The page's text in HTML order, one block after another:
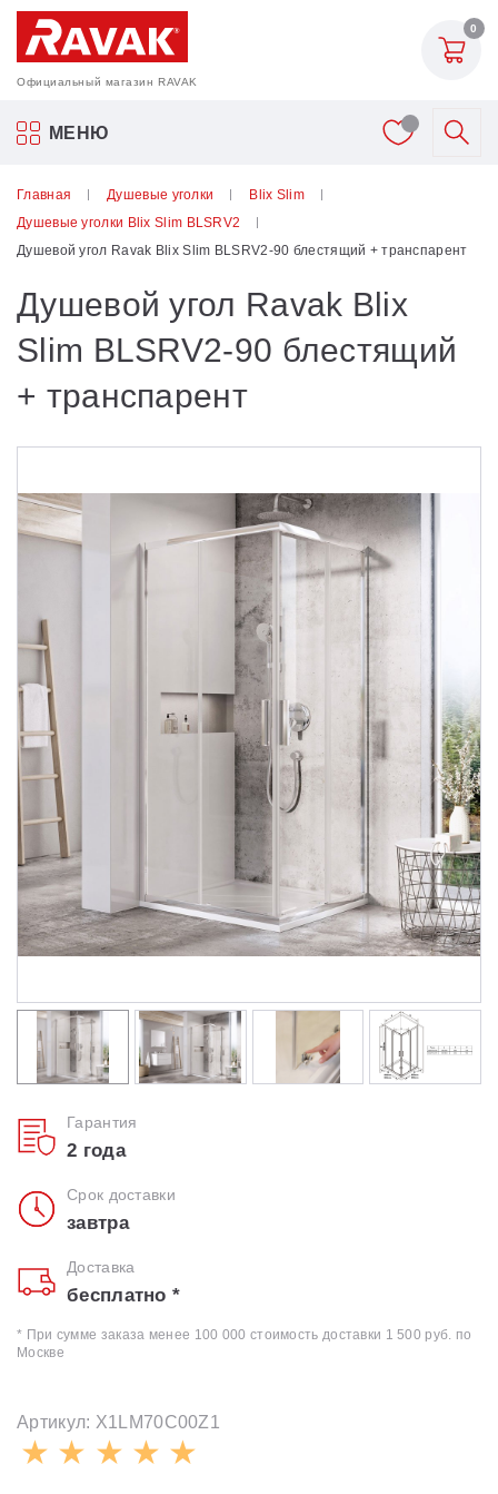
Официальный магазин RAVAK
0
МЕНЮ
Акриловые ванны Ravak
Шторки для ванн
Мебель для ванной
Аксессуары
Унитазы и биде
Душевые уголки
Поддоны для душа
Сиденья OVO для душевых уголков
Полотенцесушители
Гидромассаж для ванны
Умывальники
Средства ухода
Главная Душевые уголки
Blix Slim
Душевые уголки Blix Slim BLSRV2
Душевой угол Ravak Blix Slim BLSRV2-90 блестящий + транспарент
Душевой угол Ravak Blix
Slim BLSRV2-90 блестящий
+ транспарент
Гарантия
2 года
Срок доставки
завтра
Доставка
бесплатно *
* При сумме заказа менее 100 000 стоимость доставки 1 500 руб. по
Москве
Артикул: X1LM70C00Z1